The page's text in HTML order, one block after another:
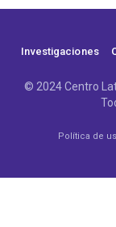
Investigaciones
© 2024 Centro
Política de